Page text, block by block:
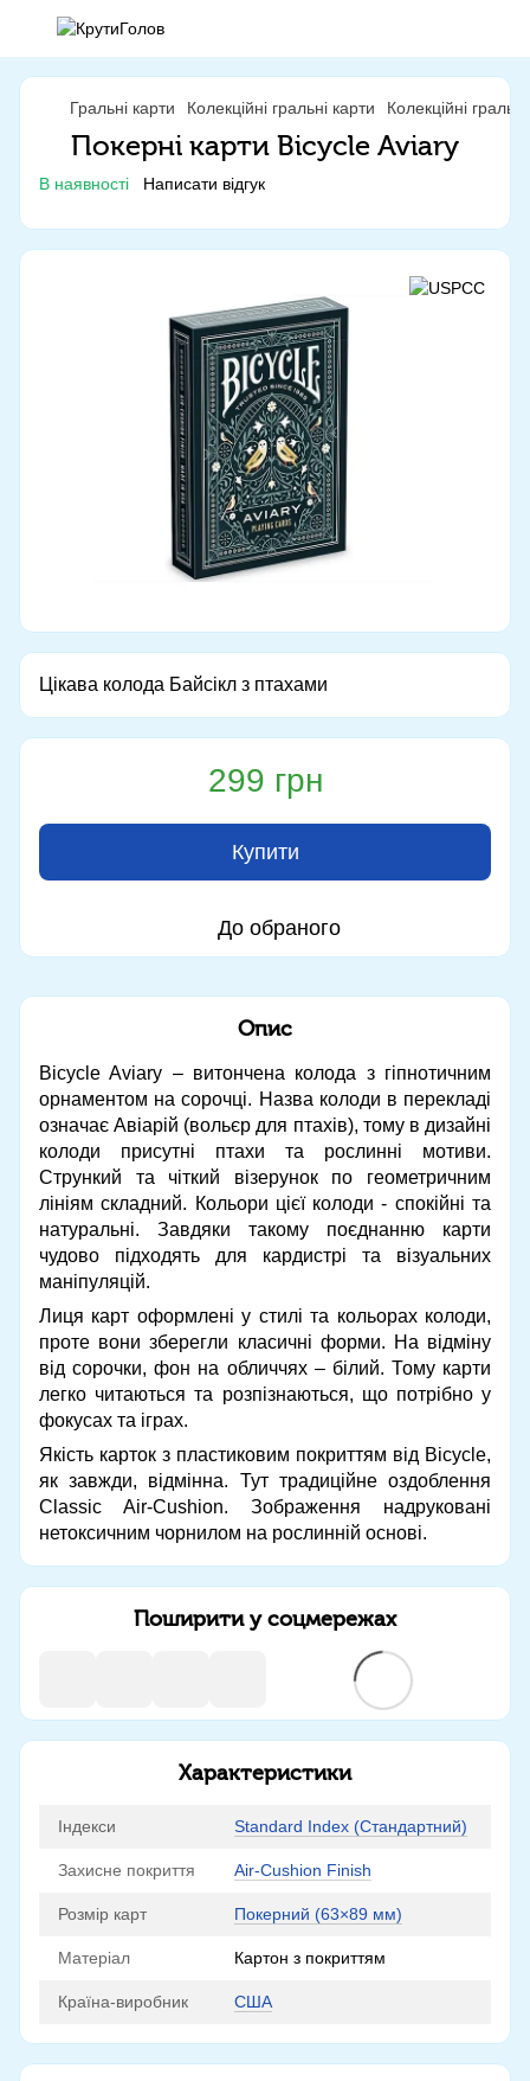
Гральні карти Колекційні гральні карти Колекційні
Покерні карти Bicycle Aviary
В наявності Написати відгук
Цікава колода Байсікл з птахами
299 грн
Купити
До обраного
Опис
Bicycle Aviary – витончена колода з гіпнотичним
орнаментом на сорочці. Назва колоди в перекладі
означає Авіарій (вольєр для птахів), тому в дизайні
колоди присутні птахи та рослинні мотиви.
Стрункий та чіткий візерунок по геометричним
лініям складний. Кольори цієї колоди - спокійні та
натуральні. Завдяки такому поєднанню карти
чудово підходять для кардистрі та візуальних
маніпуляцій.
Лиця карт оформлені у стилі та кольорах колоди,
проте вони зберегли класичні форми. На відміну
від сорочки, фон на обличчях – білий. Тому карти
легко читаються та розпізнаються, що потрібно у
фокусах та іграх.
Якість карток з пластиковим покриттям від Bicycle,
як завжди, відмінна. Тут традиційне оздоблення
Classic Air-Cushion. Зображення надруковані
нетоксичним чорнилом на рослинній основі.
Поширити у соцмережах
Характеристики
Індекси Standard Index (Стандартний)
Захисне покриття Air-Cushion Finish
Розмір карт Покерний (63×89 мм)
Матеріал Картон з покриттям
Країна-виробник США